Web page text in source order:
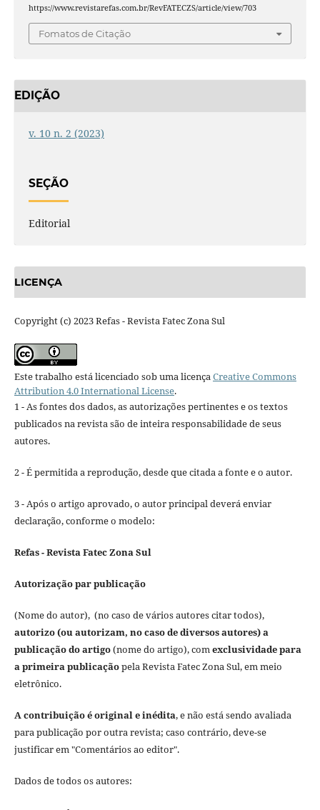
https://www.revistarefas.com.br/RevFATECZS/article/view/703
Fomatos de Citação
EDIÇÃO
v. 10 n. 2 (2023)
SEÇÃO
Editorial
LICENÇA
Copyright (c) 2023 Refas - Revista Fatec Zona Sul
Este trabalho está licenciado sob uma licençaCreative Commons
Attribution 4.0 International License.
1 - As fontes dos dados, as autorizações pertinentes e os textos
publicados na revista são de inteira responsabilidade de seus
autores.
2 - É permitida a reprodução, desde que citada a fonte e o autor.
3 - Após o artigo aprovado, o autor principal deverá enviar
declaração, conforme o modelo:
Refas - Revista Fatec Zona Sul
Autorização par publicação
(Nome do autor), (no caso de vários autores citar todos),
autorizo (ou autorizam, no caso de diversos autores) a
publicação do artigo(nome do artigo), comexclusividade para
a primeira publicaçãopela Revista Fatec Zona Sul, em meio
eletrônico.
A contribuição é original e inédita, e não está sendo avaliada
para publicação por outra revista; caso contrário, deve-se
justificar em "Comentários ao editor".
Dados de todos os autores: